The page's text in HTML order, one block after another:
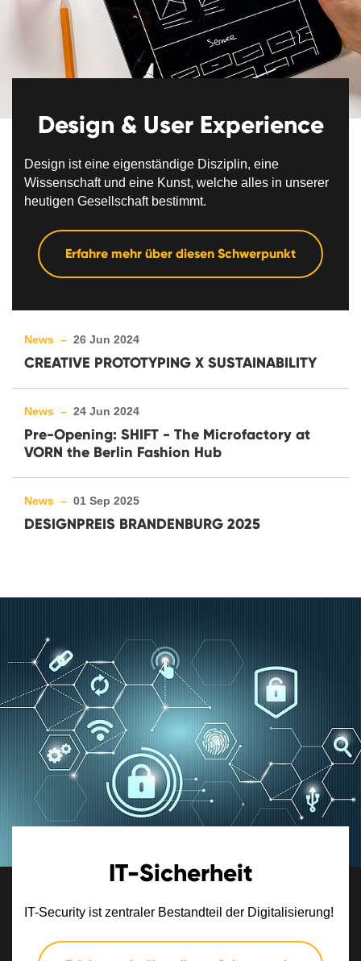
Design & User Experience
Design ist eine eigenständige Disziplin, eine
Wissenschaft und eine Kunst, welche alles in unserer
heutigen Gesellschaft bestimmt.
Erfahre mehr über diesen Schwerpunkt
News – 26 Jun 2024
CREATIVE PROTOTYPING X SUSTAINABILITY
News – 24 Jun 2024
Pre-Opening: SHIFT - The Microfactory at
VORN the Berlin Fashion Hub
News – 01 Sep 2025
DESIGNPREIS BRANDENBURG 2025
IT-Sicherheit
IT-Security ist zentraler Bestandteil der Digitalisierung!